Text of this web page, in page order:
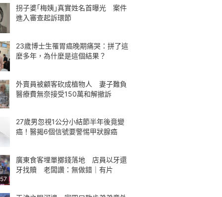
拐子婆｢梅姨｣真實姓名首曝光 案件
進入審查起訴環節
23歲博士生罹胃癌晚期痛哭：拼了這
麼多年，為什麼是這個結果？
外賣員被顧客砍成植物人 妻子難負
醫療費無奈接受150萬和解撤訴
27歲男忽視1公分小結節半年後竟變
癌！醫揭6個信號要警惕甲狀腺癌
廣東食客埋單擲錢落地 店員以牙還
牙找贖 老闆讚：無做錯｜有片